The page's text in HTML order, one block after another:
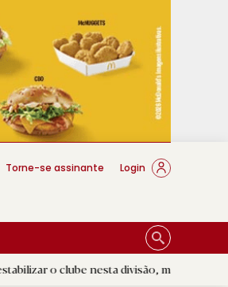
Torne-se assinante Login
nesta divisão, mas sem perder ambição»